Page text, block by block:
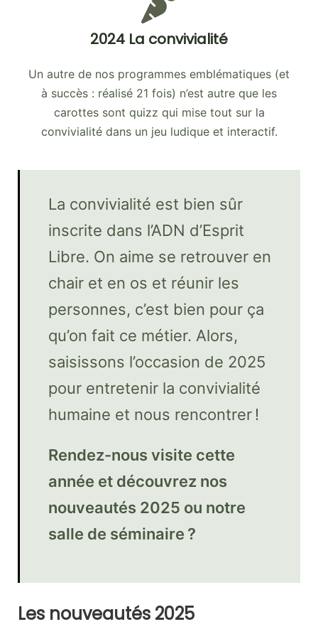
2024 La convivialité
Un autre de nos programmes emblématiques (et
à succès : réalisé 21 fois) n’est autre que les
carottes sont quizz qui mise tout sur la
convivialité dans un jeu ludique et interactif.
La convivialité est bien sûr
inscrite dans l’ADN d’Esprit
Libre. On aime se retrouver en
chair et en os et réunir les
personnes, c’est bien pour ça
qu’on fait ce métier. Alors,
saisissons l’occasion de 2025
pour entretenir la convivialité
humaine et nous rencontrer !
Rendez-nous visite cette
année et découvrez nos
nouveautés 2025 ou notre
salle de séminaire ?
Les nouveautés 2025